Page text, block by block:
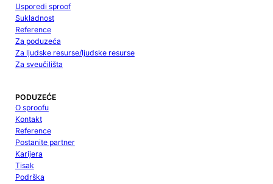
Usporedi sproof
Sukladnost
Reference
Za poduzeća
Za ljudske resurse/ljudske resurse
Za sveučilišta
PODUZEĆE
O sproofu
Kontakt
Reference
Postanite partner
Karijera
Tisak
Podrška